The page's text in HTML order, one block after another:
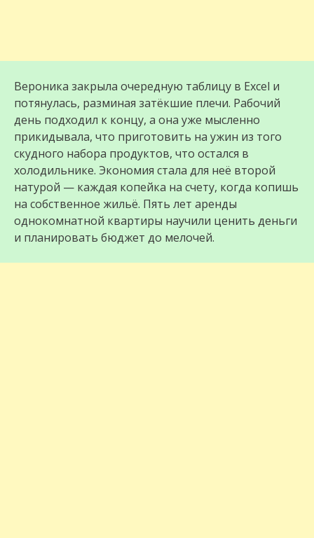
Вероника закрыла очередную таблицу в Excel и
потянулась, разминая затёкшие плечи. Рабочий
день подходил к концу, а она уже мысленно
прикидывала, что приготовить на ужин из того
скудного набора продуктов, что остался в
холодильнике. Экономия стала для неё второй
натурой — каждая копейка на счету, когда копишь
на собственное жильё. Пять лет аренды
однокомнатной квартиры научили ценить деньги
и планировать бюджет до мелочей.